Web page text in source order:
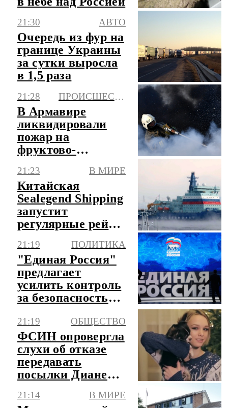
21:30 АВТО
Очередь из фур на
границе Украины
за сутки выросла
в 1,5 раза
21:28 ПРОИСШЕСТВИЯ
В Армавире
ликвидировали
пожар на
фруктово-
21:23 В МИРЕ
Китайская
Sealegend Shipping
запустит
регулярные рейсы
21:19 ПОЛИТИКА
"Единая Россия"
предлагает
усилить контроль
за безопасностью
21:19 ОБЩЕСТВО
ФСИН опровергла
слухи об отказе
передавать
посылки Диане
СИЗО
21:14 В МИРЕ